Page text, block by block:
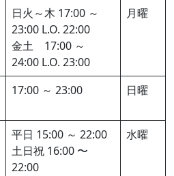
日火～木 17:00 ～
23:00 L.O. 22:00
金土 17:00 ～
24:00 L.O. 23:00
月曜
17:00 ～ 23:00 日曜
平日 15:00 ～ 22:00
土日祝 16:00 〜
22:00
水曜